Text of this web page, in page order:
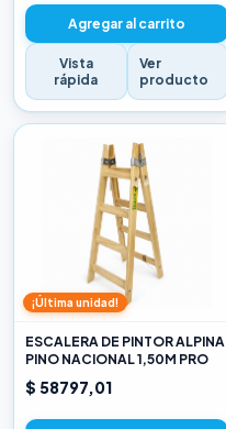
Agregar al carrito
Vista
rápida
Ver
producto
¡Última unidad!
ESCALERA DE PINTOR ALPINA
PINO NACIONAL 1,50M PRO
$ 58797,01